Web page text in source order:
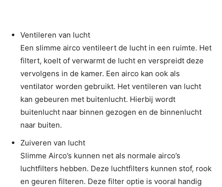
Ventileren van lucht
Een slimme airco ventileert de lucht in een ruimte. Het
filtert, koelt of verwarmt de lucht en verspreidt deze
vervolgens in de kamer. Een airco kan ook als
ventilator worden gebruikt. Het ventileren van lucht
kan gebeuren met buitenlucht. Hierbij wordt
buitenlucht naar binnen gezogen en de binnenlucht
naar buiten.
Zuiveren van lucht
Slimme Airco’s kunnen net als normale airco’s
luchtfilters hebben. Deze luchtfilters kunnen stof, rook
en geuren filteren. Deze filter optie is vooral handig